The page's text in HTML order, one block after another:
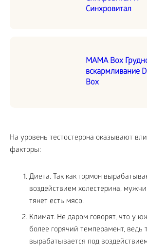
Синхровитал
MAMA Box
вскармливание
Box
На уровень тестостерона оказывают
факторы:
Диета. Так как гормон
воздействием холестерина,
тянет есть мясо.
Климат. Не даром говорят, что у
более горячий темперамент, ведь
вырабатывается под